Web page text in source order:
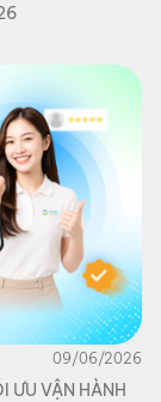
09/06/2026
ƯU VẬN HÀNH